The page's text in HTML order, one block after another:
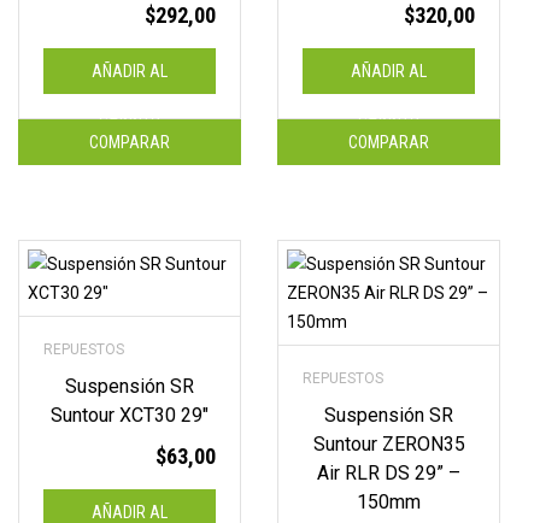
!
EFECTIVO
SIEMPRE
CONVIENE
MÁS!
$292,00
AÑADIR AL
CARRITO
COMPARAR
$320,00
AÑADIR AL
CARRITO
COMPARAR
REPUESTOS
Suspensión SR
Suntour XCT30 29″
$63,00
AÑADIR AL
REPUESTOS
Suspensión SR
Suntour ZERON35
Air RLR DS 29” –
150mm